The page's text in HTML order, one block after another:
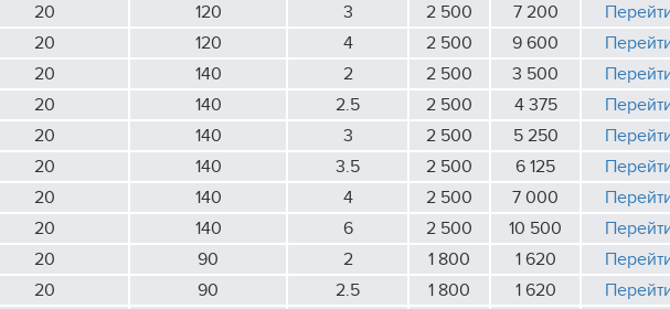
20 120 3 2 500 7 200
20 120 4 2 500 9 600
20 140 2 2 500 3 500
20 140 2.5 2 500 4 375
20 140 3 2 500 5 250
20 140 3.5 2 500 6 125
20 140 4 2 500 7 000
20 140 6 2 500 10 500
20 90 2 1 800 1 620
20 90 2.5 1 800 1 620